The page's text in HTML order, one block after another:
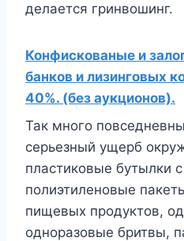
делается гринвошинг.
Конфискованые и
банков и лизинговых
40%. (без аукционов).
Так много
серьезный ущерб
пластиковые бутылки
полиэтиленовые
пищевых продуктов,
одноразовые бритвы,